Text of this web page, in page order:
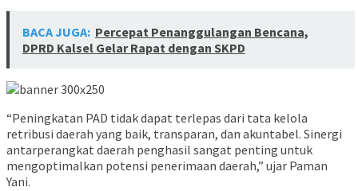
BACA JUGA: Percepat Penanggulangan Bencana,
DPRD Kalsel Gelar Rapat dengan SKPD
“Peningkatan PAD tidak dapat terlepas dari tata kelola
retribusi daerah yang baik, transparan, dan akuntabel. Sinergi
antarperangkat daerah penghasil sangat penting untuk
mengoptimalkan potensi penerimaan daerah,” ujar Paman
Yani.